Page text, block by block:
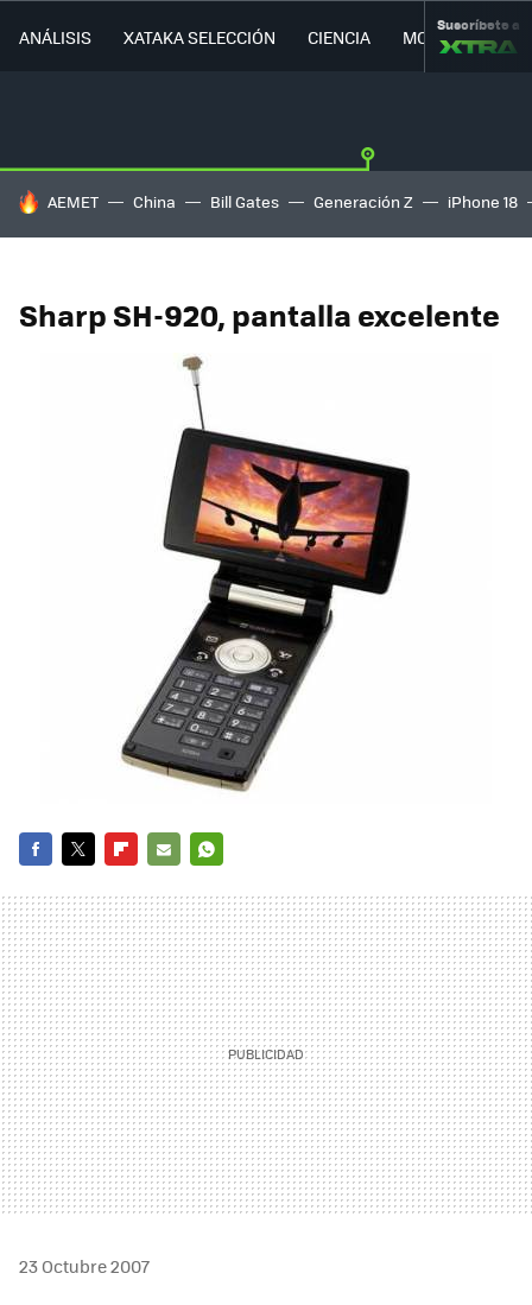
ANÁLISIS XATAKA SELECCIÓN CIENCIA MOVILIDAD
Suscríbete a
HOY SE HABLA DE
AEMET China Bill Gates Generación Z iPhone 18
Sharp SH-920, pantalla excelente
MAIL
23 Octubre 2007